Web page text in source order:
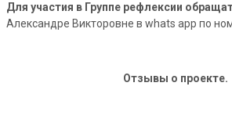
Для участия в Группе рефлексии
Александре Викторовне в whats app по
Отзывы о проекте.